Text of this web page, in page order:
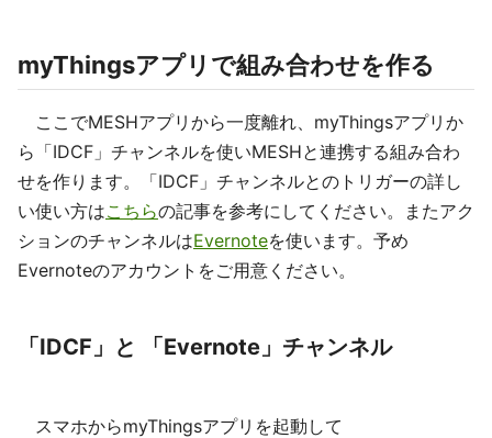
myThingsアプリで組み合わせを作る
ここでMESHアプリから一度離れ、myThingsアプリか
ら「IDCF」チャンネルを使いMESHと連携する組み合わ
せを作ります。「IDCF」チャンネルとのトリガーの詳し
い使い方はこちらの記事を参考にしてください。またアク
ションのチャンネルはEvernoteを使います。予め
Evernoteのアカウントをご用意ください。
「IDCF」と 「Evernote」チャンネル
スマホからmyThingsアプリを起動して